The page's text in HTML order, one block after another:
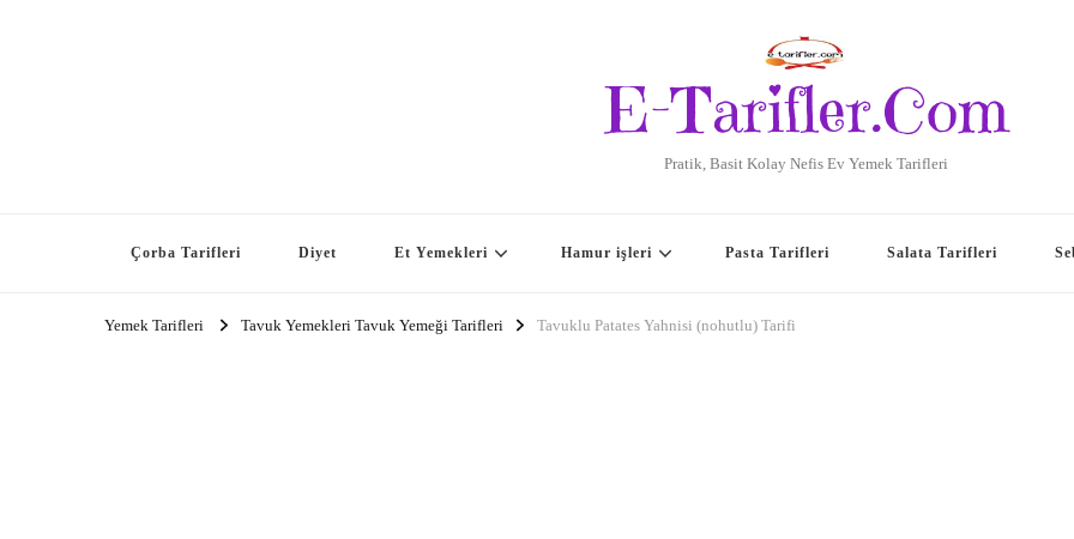
E-Tarifler.Com
Pratik, Basit Kolay Nefis Ev Yemek Tarifleri
Çorba Tarifleri Diyet Et Yemekleri Hamur işleri Pasta Tarifleri Salata Tarifleri
Yemek Tarifleri Tavuk Yemekleri Tavuk Yemeği Tarifleri Tavuklu Patates Yahnisi (nohutlu) Tarifi